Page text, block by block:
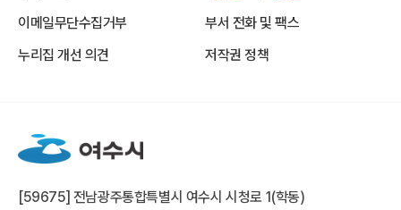
이메일무단수집거부
부서 전화 및 팩스
누리집 개선 의견
저작권 정책
[59675] 전남광주통합특별시 여수시 시청로 1(학동)